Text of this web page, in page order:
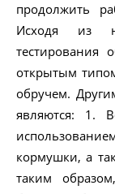
продолжить
Исходя из
тестирования
открытым
обручем.
являются: 1.
кормушки, а
таким